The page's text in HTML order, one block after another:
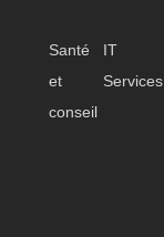
Santé
et
conseil
IT
Services